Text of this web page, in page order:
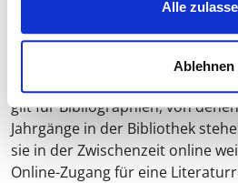
Alle
Ablehnen
Masken erleichtert die Suche
Zeit. Vergewissern Sie sich im
gilt für Bibliographien, von
Jahrgänge in der Bibliothek
sie in der Zwischenzeit online
Online-Zugang für eine